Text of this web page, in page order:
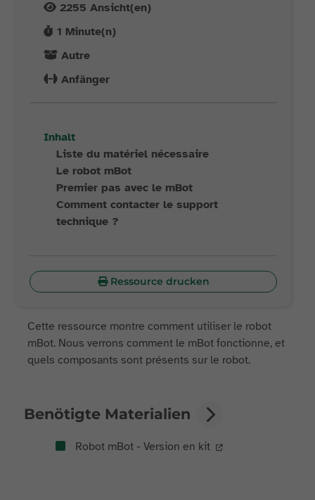
2255 Ansicht(en)
1 Minute(n)
Autre
Anfänger
Inhalt
Liste du matériel nécessaire
Le robot mBot
Premier pas avec le mBot
Comment contacter le support
technique ?
Ressource drucken
Cette ressource montre comment utiliser le robot
mBot. Nous verrons comment le mBot fonctionne, et
quels composants sont présents sur le robot.
Benötigte Materialien
Robot mBot - Version en kit